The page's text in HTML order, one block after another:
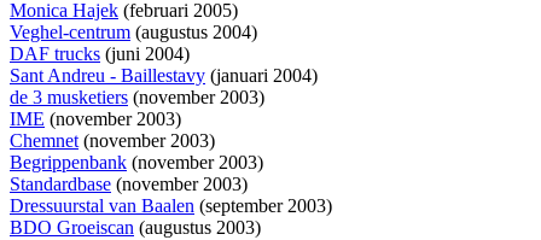
Monica Hajek (februari 2005)
Veghel-centrum (augustus 2004)
DAF trucks (juni 2004)
Sant Andreu - Baillestavy (januari 2004)
de 3 musketiers (november 2003)
IME (november 2003)
Chemnet(november 2003)
Begrippenbank (november 2003)
Standardbase (november 2003)
Dressuurstal van Baalen (september 2003)
BDO Groeiscan (augustus 2003)